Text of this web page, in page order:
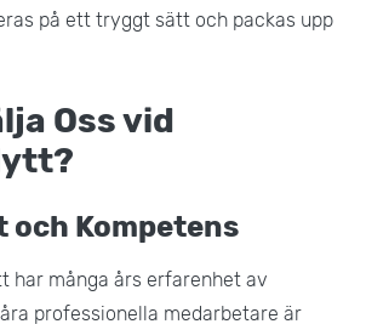
på ett tryggt sätt och packas upp
Oss vid
och Kompetens
har många års erfarenhet av
professionella medarbetare är